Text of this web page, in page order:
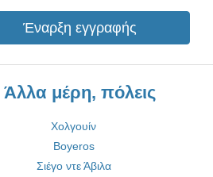
Έναρξη εγγραφής
Άλλα μέρη, πόλεις
Χολγουίν
Boyeros
Σιέγο ντε Άβιλα